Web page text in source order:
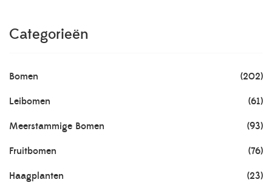
Categorieën
Bomen (202)
Leibomen (61)
Meerstammige Bomen (93)
Fruitbomen (76)
Haagplanten (23)